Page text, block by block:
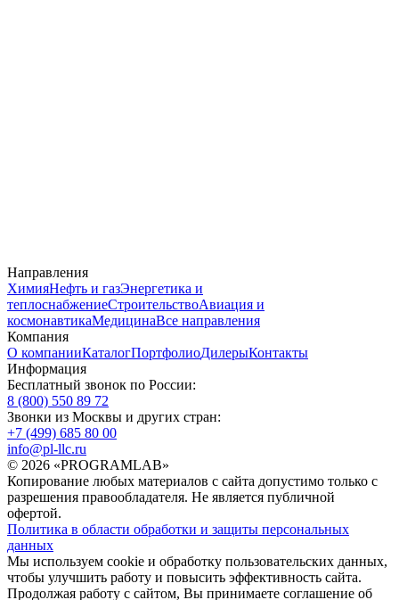
Направления
ХимияНефть и газЭнергетика и
теплоснабжениеСтроительствоАвиация и
космонавтикаМедицинаВсе направления
Компания
О компанииКаталогПортфолиоДилерыКонтакты
Информация
Бесплатный звонок по России:
8 (800) 550 89 72
Звонки из Москвы и других стран:
+7 (499) 685 80 00
info@pl-llc.ru
© 2026 «PROGRAMLAB»
Копирование любых материалов с сайта допустимо только с
разрешения правообладателя. Не является публичной
офертой.
Политика в области обработки и защиты персональных
данных
Мы используем cookie и обработку пользовательских данных,
чтобы улучшить работу и повысить эффективность сайта.
Продолжая работу с сайтом, Вы принимаете соглашение об